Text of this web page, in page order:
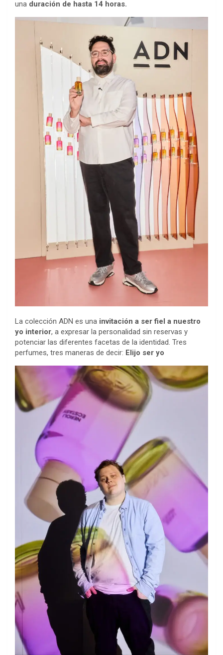
una duración de hasta 14 horas.
La colección ADN es una invitación a ser fiel a nuestro
yo interior, a expresar la personalidad sin reservas y
potenciar las diferentes facetas de la identidad. Tres
perfumes, tres maneras de decir: Elijo ser yo